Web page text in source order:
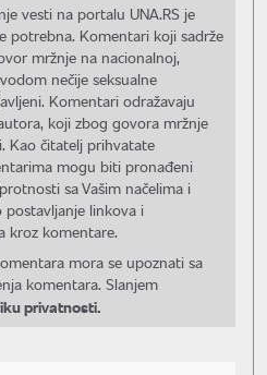
vesti na portalu UNA.RS je
potrebna. Komentari koji sadrže
mržnje na nacionalnoj,
nečije seksualne
Komentari odražavaju
koji zbog govora mržnje
Kao čitatelj prihvatate
mogu biti pronađeni
sa Vašim načelima i
postavljanje linkova i
kroz komentare.
mora se upoznati sa
komentara. Slanjem
privatnosti.